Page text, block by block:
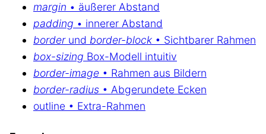
margin • äußerer Abstand
padding • innerer Abstand
borderund border-block • Sichtbarer Rahmen
box-sizing Box-Modell intuitiv
border-image • Rahmen aus Bildern
border-radius • Abgerundete Ecken
outline • Extra-Rahmen